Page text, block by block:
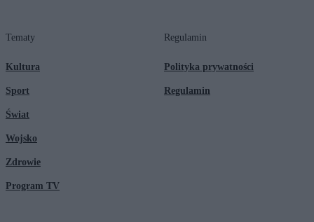
Tematy
Kultura
Sport
Świat
Wojsko
Zdrowie
Program TV
Regulamin
Polityka prywatności
Regulamin